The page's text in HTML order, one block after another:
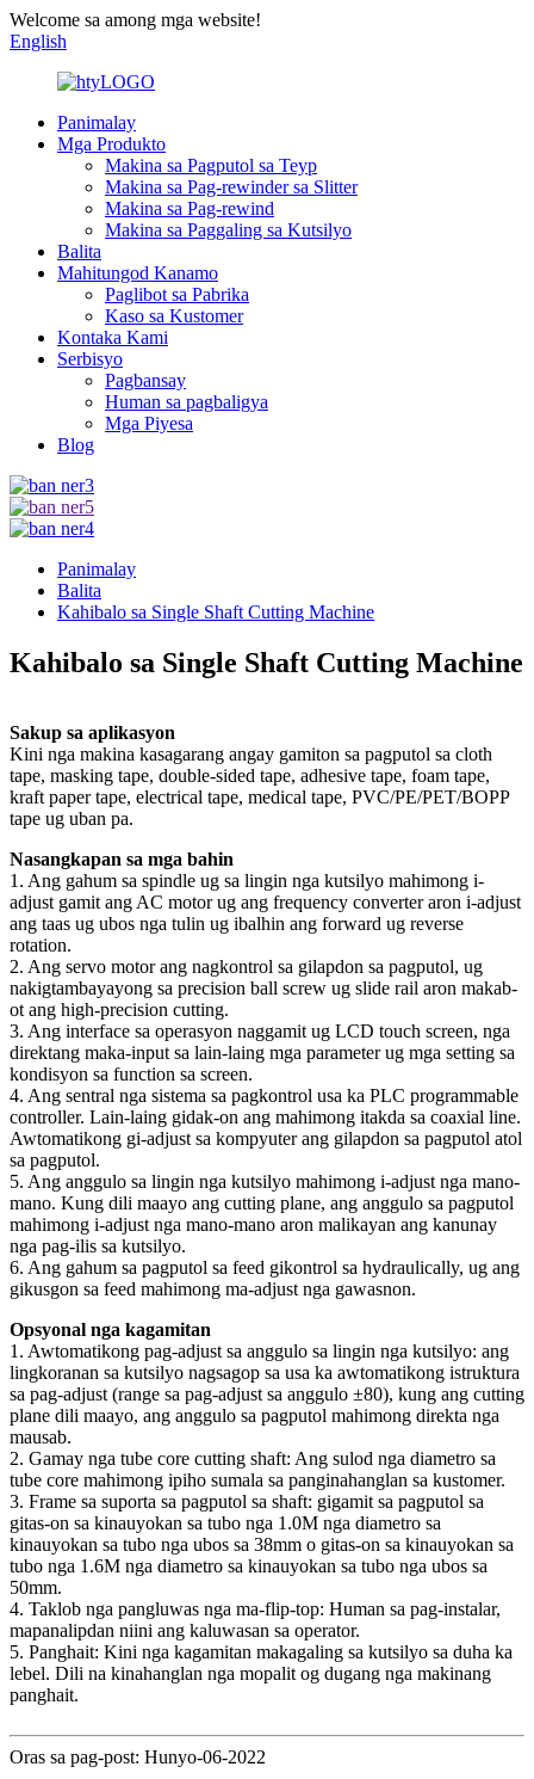
Welcome sa among mga website!
English
Panimalay
Mga Produkto
Makina sa Pagputol sa Teyp
Makina sa Pag-rewinder sa Slitter
Makina sa Pag-rewind
Makina sa Paggaling sa Kutsilyo
Balita
Mahitungod Kanamo
Paglibot sa Pabrika
Kaso sa Kustomer
Kontaka Kami
Serbisyo
Pagbansay
Human sa pagbaligya
Mga Piyesa
Blog
Panimalay
Balita
Kahibalo sa Single Shaft Cutting Machine
Kahibalo sa Single Shaft Cutting Machine
Sakup sa aplikasyon
Kini nga makina kasagarang angay gamiton sa pagputol sa cloth
tape, masking tape, double-sided tape, adhesive tape, foam tape,
kraft paper tape, electrical tape, medical tape, PVC/PE/PET/BOPP
tape ug uban pa.
Nasangkapan sa mga bahin
1. Ang gahum sa spindle ug sa lingin nga kutsilyo mahimong i-
adjust gamit ang AC motor ug ang frequency converter aron i-adjust
ang taas ug ubos nga tulin ug ibalhin ang forward ug reverse
rotation.
2. Ang servo motor ang nagkontrol sa gilapdon sa pagputol, ug
nakigtambayayong sa precision ball screw ug slide rail aron makab-
ot ang high-precision cutting.
3. Ang interface sa operasyon naggamit ug LCD touch screen, nga
direktang maka-input sa lain-laing mga parameter ug mga setting sa
kondisyon sa function sa screen.
4. Ang sentral nga sistema sa pagkontrol usa ka PLC programmable
controller. Lain-laing gidak-on ang mahimong itakda sa coaxial line.
Awtomatikong gi-adjust sa kompyuter ang gilapdon sa pagputol atol
sa pagputol.
5. Ang anggulo sa lingin nga kutsilyo mahimong i-adjust nga mano-
mano. Kung dili maayo ang cutting plane, ang anggulo sa pagputol
mahimong i-adjust nga mano-mano aron malikayan ang kanunay
nga pag-ilis sa kutsilyo.
6. Ang gahum sa pagputol sa feed gikontrol sa hydraulically, ug ang
gikusgon sa feed mahimong ma-adjust nga gawasnon.
Opsyonal nga kagamitan
1. Awtomatikong pag-adjust sa anggulo sa lingin nga kutsilyo: ang
lingkoranan sa kutsilyo nagsagop sa usa ka awtomatikong istruktura
sa pag-adjust (range sa pag-adjust sa anggulo ±80), kung ang cutting
plane dili maayo, ang anggulo sa pagputol mahimong direkta nga
mausab.
2. Gamay nga tube core cutting shaft: Ang sulod nga diametro sa
tube core mahimong ipiho sumala sa panginahanglan sa kustomer.
3. Frame sa suporta sa pagputol sa shaft: gigamit sa pagputol sa
gitas-on sa kinauyokan sa tubo nga 1.0M nga diametro sa
kinauyokan sa tubo nga ubos sa 38mm o gitas-on sa kinauyokan sa
tubo nga 1.6M nga diametro sa kinauyokan sa tubo nga ubos sa
50mm.
4. Taklob nga pangluwas nga ma-flip-top: Human sa pag-instalar,
mapanalipdan niini ang kaluwasan sa operator.
5. Panghait: Kini nga kagamitan makagaling sa kutsilyo sa duha ka
lebel. Dili na kinahanglan nga mopalit og dugang nga makinang
panghait.
Oras sa pag-post: Hunyo-06-2022